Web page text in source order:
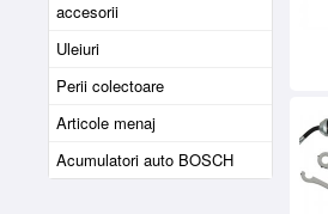
accesorii
Uleiuri
Perii colectoare
Articole menaj
Acumulatori auto BOSCH